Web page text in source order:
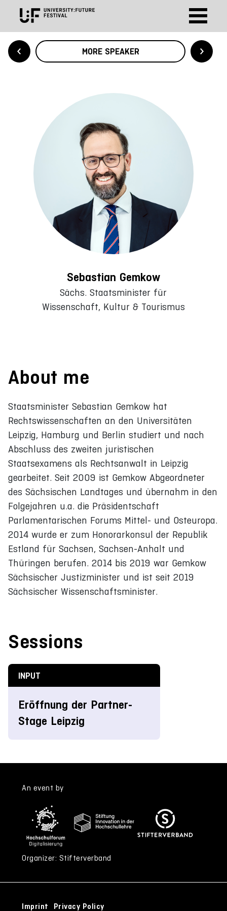
MORE SPEAKER
Sebastian Gemkow
Sächs. Staatsminister für
Wissenschaft, Kultur & Tourismus
About me
Staatsminister Sebastian Gemkow hat
Rechtswissenschaften an den Universitäten
Leipzig, Hamburg und Berlin studiert und nach
Abschluss des zweiten juristischen
Staatsexamens als Rechtsanwalt in Leipzig
gearbeitet. Seit 2009 ist Gemkow Abgeordneter
des Sächsischen Landtages und übernahm in den
Folgejahren u.a. die Präsidentschaft
Parlamentarischen Forums Mittel- und Osteuropa.
2014 wurde er zum Honorarkonsul der Republik
Estland für Sachsen, Sachsen-Anhalt und
Thüringen berufen. 2014 bis 2019 war Gemkow
Sächsischer Justizminister und ist seit 2019
Sächsischer Wissenschaftsminister.
Sessions
INPUT
Eröffnung der Partner-
Stage Leipzig
An event by
Organizer: Stifterverband
Imprint Privacy Policy